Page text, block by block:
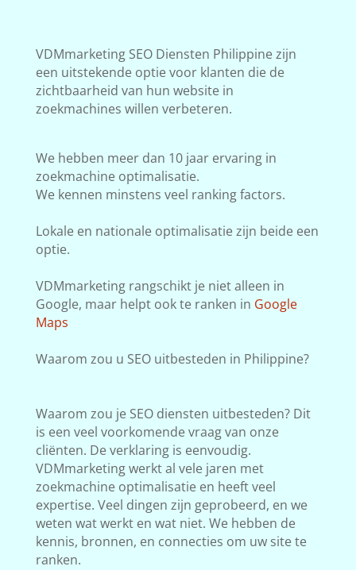
VDMmarketing SEO Diensten Philippine zijn
een uitstekende optie voor klanten die de
zichtbaarheid van hun website in
zoekmachines willen verbeteren.
We hebben meer dan 10 jaar ervaring in
zoekmachine optimalisatie.
We kennen minstens veel ranking factors.
Lokale en nationale optimalisatie zijn beide een
optie.
VDMmarketing rangschikt je niet alleen in
Google, maar helpt ook te ranken in Google
Maps
Waarom zou u SEO uitbesteden in Philippine?
Waarom zou je SEO diensten uitbesteden? Dit
is een veel voorkomende vraag van onze
cliënten. De verklaring is eenvoudig.
VDMmarketing werkt al vele jaren met
zoekmachine optimalisatie en heeft veel
expertise. Veel dingen zijn geprobeerd, en we
weten wat werkt en wat niet. We hebben de
kennis, bronnen, en connecties om uw site te
ranken.